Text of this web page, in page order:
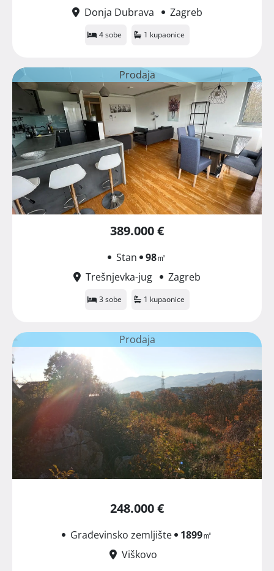
Donja Dubrava
Zagreb
4 sobe 1 kupaonice
Prodaja
389.000 €
Stan 98㎡
Trešnjevka-jug
Zagreb
3 sobe 1 kupaonice
Prodaja
248.000 €
Građevinsko zemljište 1899㎡
Viškovo